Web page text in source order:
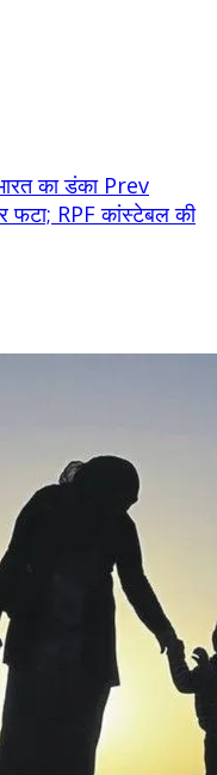
का डंका Prev
RPF कांस्टेबल की